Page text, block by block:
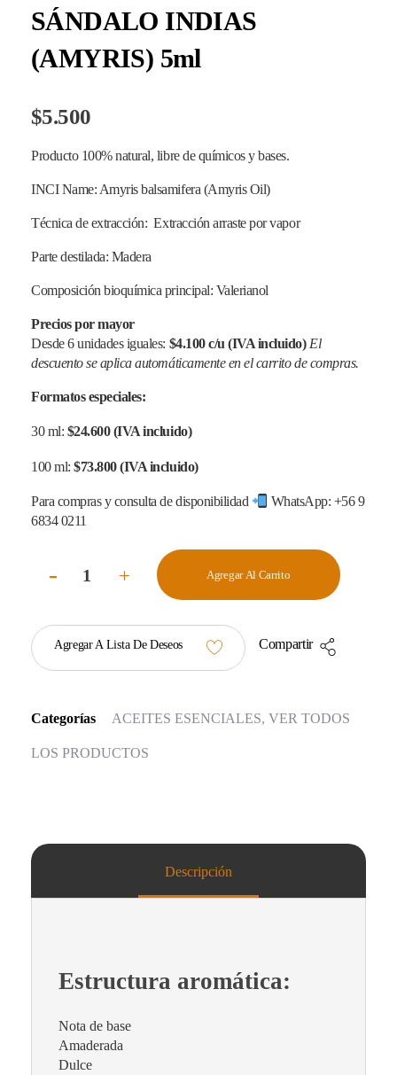
SÁNDALO INDIAS
(AMYRIS) 5ml
$5.500
Producto 100% natural, libre de químicos y bases.
INCI Name: Amyris balsamifera (Amyris Oil)
Técnica de extracción: Extracción arraste por vapor
Parte destilada: Madera
Composición bioquímica principal: Valerianol
Precios por mayor
Desde 6 unidades iguales: $4.100 c/u (IVA incluido) El
descuento se aplica automáticamente en el carrito de compras.
Formatos especiales:
30 ml: $24.600 (IVA incluido)
100 ml:$73.800 (IVA incluido)
Para compras y consulta de disponibilidad
WhatsApp: +56 9
6834 0211
Agregar Al Carrito
Agregar A Lista De Deseos Compartir
Categorías ACEITES ESENCIALES, VER TODOS
LOS PRODUCTOS
Descripción
Estructura aromática:
Nota de base
Amaderada
Dulce